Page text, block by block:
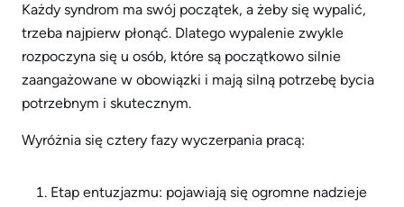
Każdy syndrom ma swój początek, a żeby się wypalić,
trzeba najpierw płonąć. Dlatego wypalenie zwykle
rozpoczyna się u osób, które są początkowo silnie
zaangażowane w obowiązki i mają silną potrzebę bycia
potrzebnym i skutecznym.
Wyróżnia się cztery fazy wyczerpania pracą:
Etap entuzjazmu: pojawiają się ogromne nadzieje